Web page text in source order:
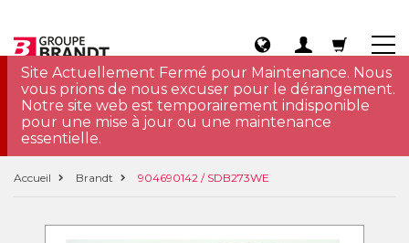
Site Actuellement Fermé pour Maintenance. Nous
vous prions de nous excuser pour le dérangement.
Notre site web est temporairement indisponible
pour une mise à jour ou une maintenance
essentielle.
Accueil Brandt 904690142 / SDB273WE